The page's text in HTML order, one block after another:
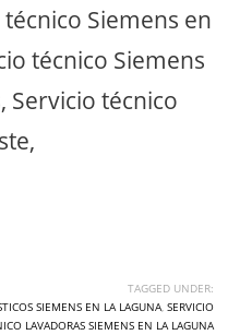
Siemens en
técnico Siemens
Servicio técnico
TAGGED UNDER:
SIEMENS EN LA LAGUNA, SERVICIO
LAVADORAS SIEMENS EN LA LAGUNA